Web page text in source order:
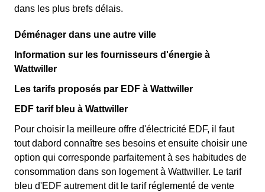
dans les plus brefs délais.
Déménager dans une autre ville
Information sur les fournisseurs d'énergie à
Wattwiller
Les tarifs proposés par EDF à Wattwiller
EDF tarif bleu à Wattwiller
Pour choisir la meilleure offre d'électricité EDF, il faut
tout dabord connaître ses besoins et ensuite choisir une
option qui corresponde parfaitement à ses habitudes de
consommation dans son logement à Wattwiller. Le tarif
bleu d'EDF autrement dit le tarif réglementé de vente